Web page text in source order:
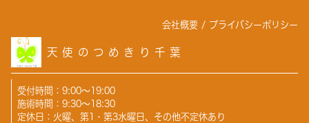
会社概要 / プライバシーポリシー
天使のつめきり千葉
受付時間：9:00～19:00
施術時間：9:30～18:30
定休日：火曜、第1・第3水曜日、その他不定休あり